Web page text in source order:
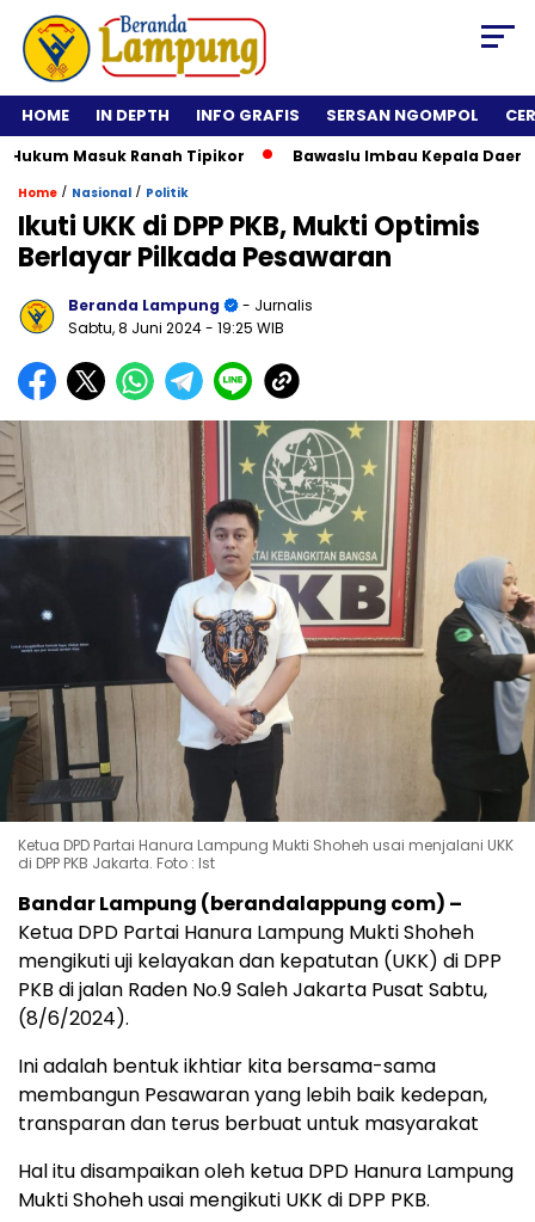
HOME IN DEPTH INFO GRAFIS SERSAN NGOMPOL
Masuk Ranah Tipikor Bawaslu Imbau Kepala Daerah
Home / Nasional / Politik
Ikuti UKK di DPP PKB, Mukti Optimis
Berlayar Pilkada Pesawaran
Beranda Lampung
- Jurnalis
Sabtu, 8 Juni 2024- 19:25 WIB
Ketua DPD Partai Hanura Lampung Mukti Shoheh usai menjalani UKK
di DPP PKB Jakarta. Foto : Ist
Bandar Lampung (berandalappung com) –
Ketua DPD Partai Hanura Lampung Mukti Shoheh
mengikuti uji kelayakan dan kepatutan (UKK) di DPP
PKB di jalan Raden No.9 Saleh Jakarta Pusat Sabtu,
(8/6/2024).
Ini adalah bentuk ikhtiar kita bersama-sama
membangun Pesawaran yang lebih baik kedepan,
transparan dan terus berbuat untuk masyarakat
Hal itu disampaikan oleh ketua DPD Hanura Lampung
Mukti Shoheh usai mengikuti UKK di DPP PKB.